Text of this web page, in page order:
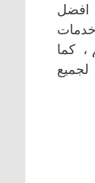
افضل
خدمات
، كما
لجميع